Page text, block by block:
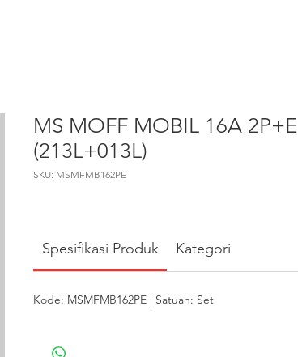
MS MOFF MOBIL 16A 2P+E
(213L+013L)
SKU: MSMFMB162PE
Spesifikasi Produk Kategori
Kode: MSMFMB162PE | Satuan: Set